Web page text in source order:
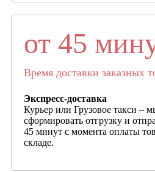
от 45
Время доставки заказных
Экспресс-доставка
Курьер или Грузовое такси –
сформировать отгрузку и
45 минут с момента оплаты
складе.